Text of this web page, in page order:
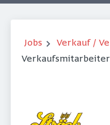
Jobs
Verkauf /